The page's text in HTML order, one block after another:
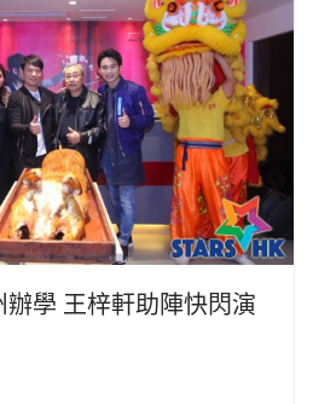
學 王梓軒助陣快閃演